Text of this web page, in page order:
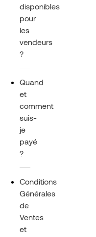
disponibles
pour
les
vendeurs
?
Quand
et
comment
suis-
je
payé
?
Conditions
Générales
de
Ventes
et